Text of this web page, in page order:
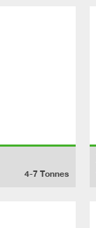
4-7Tonnes